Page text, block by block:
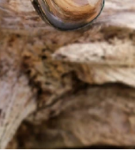
unisex přívěsek